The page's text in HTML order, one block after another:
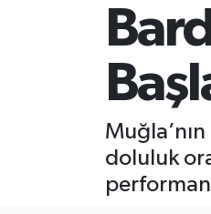
doluluk
Muğla Haber
Muğla Trafik Yoğunluk
Süper Lig Puan
Son Dakika Haberleri
Haber Arşivi